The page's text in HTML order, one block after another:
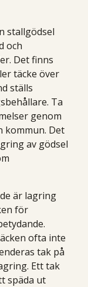
stallgödsel
och
Det finns
täcke över
ställs
Ta
genom
kommun. Det
av gödsel
är lagring
för
ofta inte
tak på
Ett tak
späda ut